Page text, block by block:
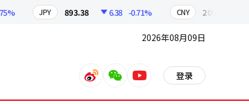
JPY 893.38 6.38 -0.71% CNY 209.17
2026年08月09日
weiboweixinyoutube 登录